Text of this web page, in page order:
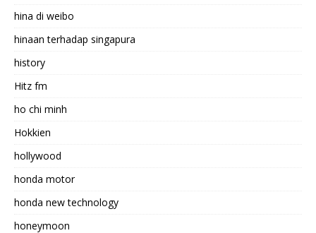
hina di weibo
hinaan terhadap singapura
history
Hitz fm
ho chi minh
Hokkien
hollywood
honda motor
honda new technology
honeymoon